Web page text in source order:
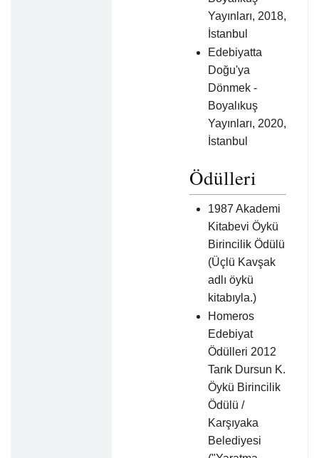
Yayınları, 2018,
İstanbul
Edebiyatta
Doğu'ya
Dönmek -
Boyalıkuş
Yayınları, 2020,
İstanbul
Ödülleri
1987 Akademi
Kitabevi Öykü
Birincilik Ödülü
(Üçlü Kavşak
adlı öykü
kitabıyla.)
Homeros
Edebiyat
Ödülleri 2012
Tarık Dursun K.
Öykü Birincilik
Ödülü /
Karşıyaka
Belediyesi